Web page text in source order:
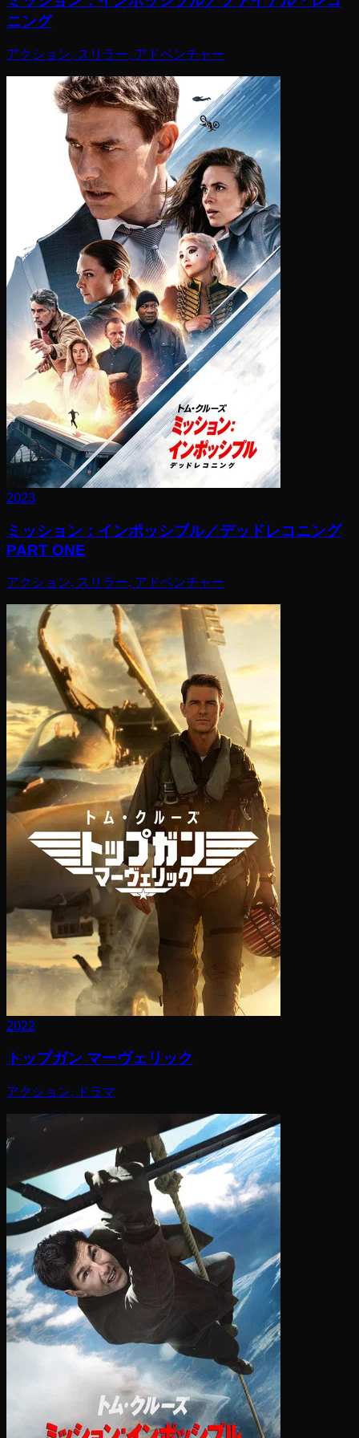
ニング
アクション, スリラー, アドベンチャー
2023
ミッション：インポッシブル／デッドレコニング
PART ONE
アクション, スリラー, アドベンチャー
2022
トップガン マーヴェリック
アクション, ドラマ